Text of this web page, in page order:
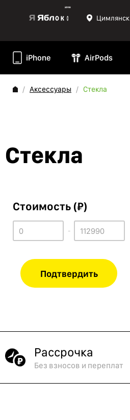
Цимлянск
iPhone AirPods
Аксессуары Стекла
Стекла
Стоимость (₽)
-
Рассрочка
Без взносов и переплат